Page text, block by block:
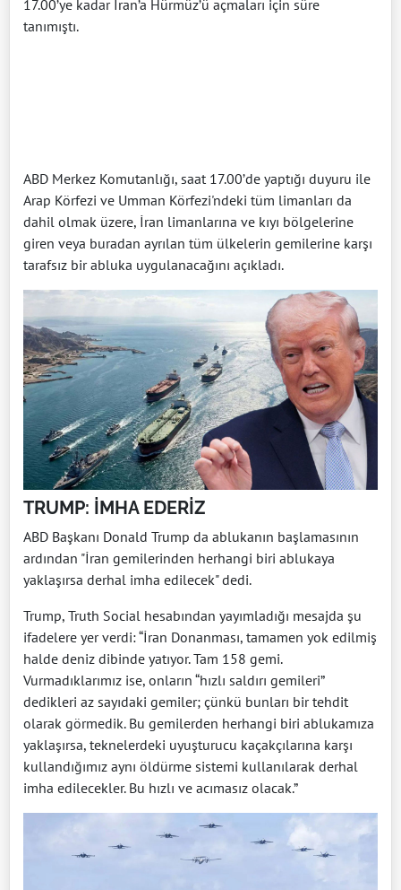
17.00’ye kadar İran’a Hürmüz’ü açmaları için süre
tanımıştı.
ABD Merkez Komutanlığı, saat 17.00’de yaptığı duyuru ile
Arap Körfezi ve Umman Körfezi'ndeki tüm limanları da
dahil olmak üzere, İran limanlarına ve kıyı bölgelerine
giren veya buradan ayrılan tüm ülkelerin gemilerine karşı
tarafsız bir abluka uygulanacağını açıkladı.
TRUMP: İMHA EDERİZ
ABD Başkanı Donald Trump da ablukanın başlamasının
ardından "İran gemilerinden herhangi biri ablukaya
yaklaşırsa derhal imha edilecek" dedi.
Trump, Truth Social hesabından yayımladığı mesajda şu
ifadelere yer verdi: “İran Donanması, tamamen yok edilmiş
halde deniz dibinde yatıyor. Tam 158 gemi.
Vurmadıklarımız ise, onların “hızlı saldırı gemileri”
dedikleri az sayıdaki gemiler; çünkü bunları bir tehdit
olarak görmedik. Bu gemilerden herhangi biri ablukamıza
yaklaşırsa, teknelerdeki uyuşturucu kaçakçılarına karşı
kullandığımız aynı öldürme sistemi kullanılarak derhal
imha edilecekler. Bu hızlı ve acımasız olacak.”